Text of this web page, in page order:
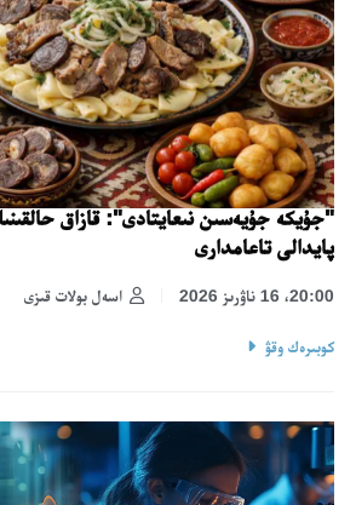
"جۇيكە جۇيەسىن نىعايتادى": قازاق
پايدالى تاعامدارى
اسەل بولات قىزى 20:00، 16 ناۋرىز 2026
كوبىرەك وقۋ